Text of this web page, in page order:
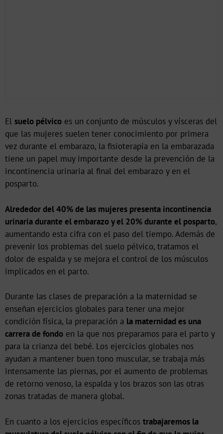
El suelo pélvico es un conjunto de músculos y vísceras del
que las mujeres suelen tener conocimiento por primera
vez durante el embarazo, la fisioterapia en la embarazada
tiene un papel muy importante desde la prevención de la
incontinencia urinaria al final del embarazo y en el
posparto.
Alrededor del 40% de las mujeres presenta incontinencia
urinaria durante el embarazo y el 20% durante el posparto,
aumentando esta cifra con el paso del tiempo. Además de
prevenir los problemas del suelo pélvico, tratamos el
dolor de espalda y se mejora el control de los músculos
implicados en el parto.
Durante las clases de preparación a la maternidad se
enseñan ejercicios globales para tener una mejor
condición física, la preparación a la maternidad es una
carrera de fondo en la que nos preparamos para el parto y
para la crianza del bebé. Los ejercicios globales nos
ayudan a mantener buen tono muscular, se trabaja más
intensamente las piernas, por el aumento de problemas
de retorno venoso, la espalda y los brazos son las otras
zonas tratadas de manera global.
En cuanto a los ejercicios específicos trabajaremos la